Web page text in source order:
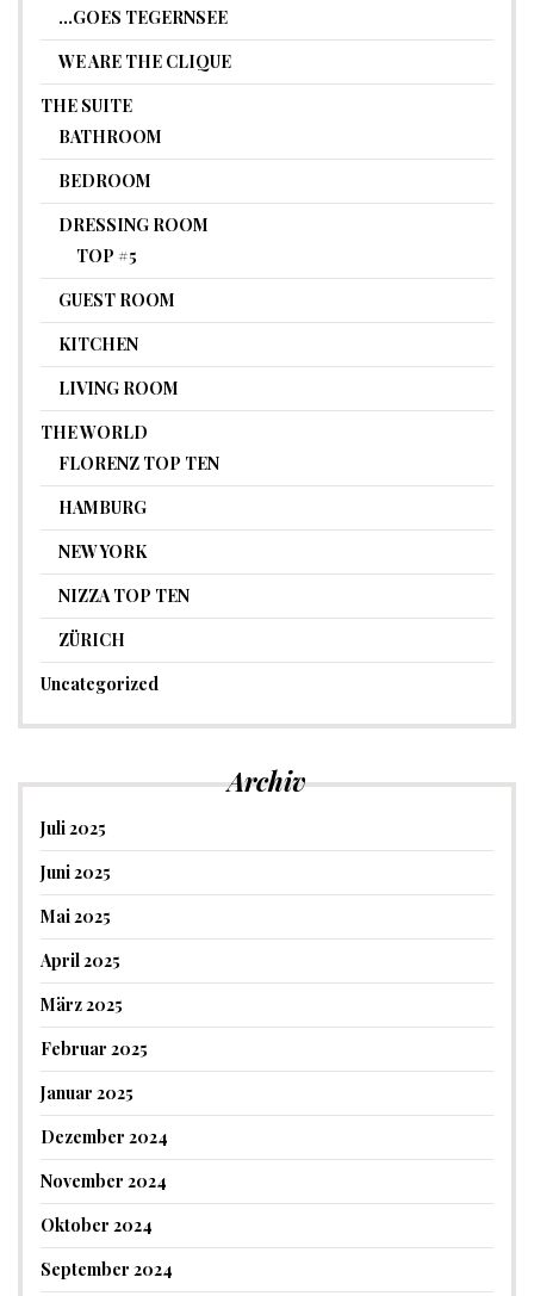
…GOES TEGERNSEE
WE ARE THE CLIQUE
THE SUITE
BATHROOM
BEDROOM
DRESSING ROOM
TOP #5
GUEST ROOM
KITCHEN
LIVING ROOM
THE WORLD
FLORENZ TOP TEN
HAMBURG
NEW YORK
NIZZA TOP TEN
ZÜRICH
Uncategorized
Archiv
Juli 2025
Juni 2025
Mai 2025
April 2025
März 2025
Februar 2025
Januar 2025
Dezember 2024
November 2024
Oktober 2024
September 2024